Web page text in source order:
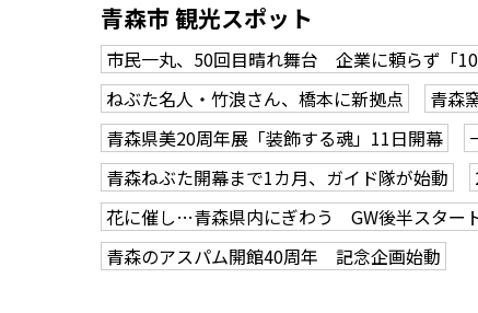
青森市 観光スポット
市民一丸、50回目晴れ舞台 企業に頼らず「
ねぶた名人・竹浪さん、橋本に新拠点
青森
青森県美20周年展「装飾する魂」11日開幕
青森ねぶた開幕まで1カ月、ガイド隊が始動
花に催し…青森県内にぎわう GW後半スター
青森のアスパム開館40周年 記念企画始動